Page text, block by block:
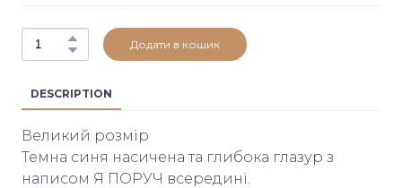
Додати в кошик
DESCRIPTION
Великий розмір
Темна синя насичена та глибока глазур з
написом Я ПОРУЧ всередині.